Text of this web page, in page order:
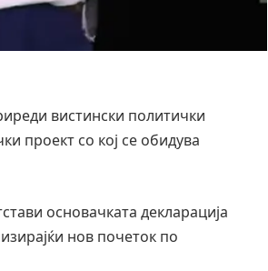
вистински политички
проект со кој се обидува
основачката декларација
нов почеток по